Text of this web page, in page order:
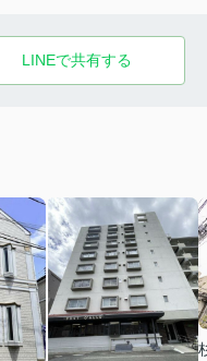
LINEで共有する